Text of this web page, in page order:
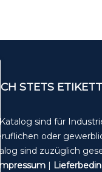
STETS
sind für
oder
sind zuzüglich
Impressum|